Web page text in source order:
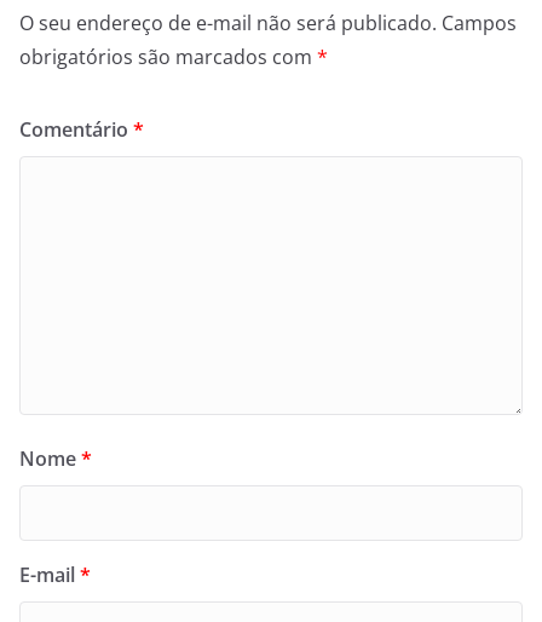
O seu endereço de e-mail não será publicado. Campos
obrigatórios são marcados com *
Comentário *
Nome*
E-mail*